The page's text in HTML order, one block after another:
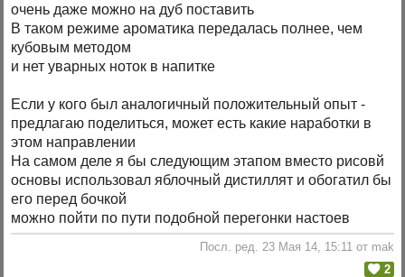
очень даже можно на дуб поставить
В таком режиме ароматика передалась полнее, чем
кубовым методом
и нет уварных ноток в напитке
Если у кого был аналогичный положительный опыт -
предлагаю поделиться, может есть какие наработки в
этом направлении
На самом деле я бы следующим этапом вместо рисовй
основы использовал яблочный дистиллят и обогатил бы
его перед бочкой
можно пойти по пути подобной перегонки настоев
Посл. ред. 23 Мая 14, 15:11 от mak
2